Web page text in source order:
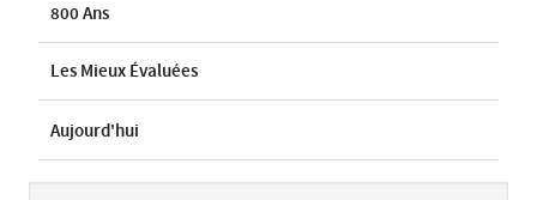
800 Ans
Les Mieux Évaluées
Aujourd'hui